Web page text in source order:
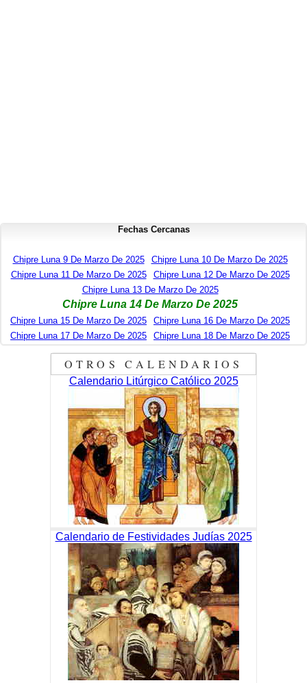
Fechas Cercanas
Chipre Luna 9 De Marzo De 2025
Chipre Luna 10 De Marzo De 2025
Chipre Luna 11 De Marzo De 2025
Chipre Luna 12 De Marzo De 2025
Chipre Luna 13 De Marzo De 2025
Chipre Luna 14 De Marzo De 2025
Chipre Luna 15 De Marzo De 2025
Chipre Luna 16 De Marzo De 2025
Chipre Luna 17 De Marzo De 2025
Chipre Luna 18 De Marzo De 2025
OTROS CALENDARIOS
Calendario Litúrgico Católico 2025
Calendario de Festividades Judías 2025